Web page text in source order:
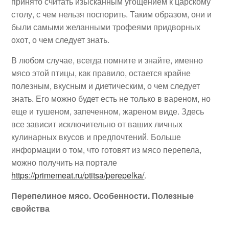
столу, с чем нельзя поспорить. Таким образом, они и
были самыми желанными трофеями придворных
охот, о чем следует знать.
В любом случае, всегда помните и знайте, именно
мясо этой птицы, как правило, остается крайне
полезным, вкусным и диетическим, о чем следует
знать. Его можно будет есть не только в вареном, но
еще и тушеном, запеченном, жареном виде. Здесь
все зависит исключительно от ваших личных
кулинарных вкусов и предпочтений. Больше
информации о том, что готовят из мясо перепела,
можно получить на портале
https://primemeat.ru/ptitsa/perepelka/.
Перепелиное мясо. Особенности. Полезные
свойства